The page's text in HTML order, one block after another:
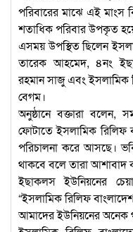
পরিবারের মাঝে এই মাংস
শতাধিক পরিবার উপকৃত
এসময় উপস্থিত ছিলেন
তারেক আহমেদ, ৪নং
রহমান সাজু এবং ইসলামিক
বেগম।
অনুষ্ঠানে বক্তারা বলেন,
ফোটাতে ইসলামিক রিলিফ
পরিচালনা করে আসছে।
থাকবে বলে তারা আশাবাদ
ইছাকলস ইউনিয়নের
“ইসলামিক রিলিফ
আমাদের ইউনিয়নের অনেক